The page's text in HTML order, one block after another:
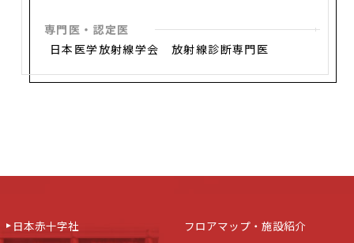
専門医・認定医
日本医学放射線学会 放射線診断専門医
日本赤十字社 フロアマップ・施設紹介